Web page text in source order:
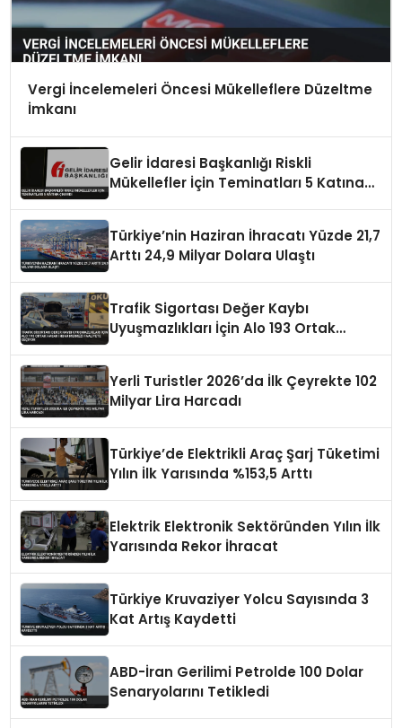
Vergi İncelemeleri Öncesi Mükelleflere Düzeltme
İmkanı
Gelir İdaresi Başkanlığı Riskli
Mükellefler İçin Teminatları 5 Katına
Türkiye’nin Haziran İhracatı Yüzde 21,7
Arttı 24,9 Milyar Dolara Ulaştı
Trafik Sigortası Değer Kaybı
Uyuşmazlıkları İçin Alo 193 Ortak
Yerli Turistler 2026’da İlk Çeyrekte 102
Milyar Lira Harcadı
Türkiye’de Elektrikli Araç Şarj Tüketimi
Yılın İlk Yarısında %153,5 Arttı
Elektrik Elektronik Sektöründen Yılın İlk
Yarısında Rekor İhracat
Türkiye Kruvaziyer Yolcu Sayısında 3
Kat Artış Kaydetti
ABD-İran Gerilimi Petrolde 100 Dolar
Senaryolarını Tetikledi